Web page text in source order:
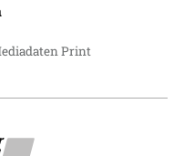
Print